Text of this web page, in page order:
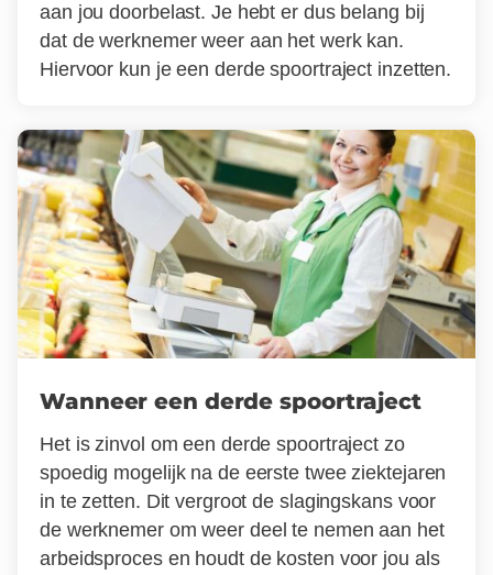
aan jou doorbelast. Je hebt er dus belang bij
dat de werknemer weer aan het werk kan.
Hiervoor kun je een derde spoortraject inzetten.
Wanneer een derde spoortraject
Het is zinvol om een derde spoortraject zo
spoedig mogelijk na de eerste twee ziektejaren
in te zetten. Dit vergroot de slagingskans voor
de werknemer om weer deel te nemen aan het
arbeidsproces en houdt de kosten voor jou als